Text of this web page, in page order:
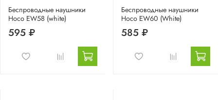
Беспроводные наушники
Hoco EW58 (white)
595 ₽
Беспроводные наушники
Hoco EW60 (White)
585 ₽